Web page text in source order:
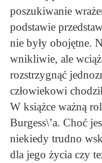
poszukiwanie
podstawie
nie były obojętne.
wnikliwie, ale
rozstrzygnąć
człowiekowi
W książce ważną
Burgess\’a. Choć
niekiedy trudno
dla jego życia czy